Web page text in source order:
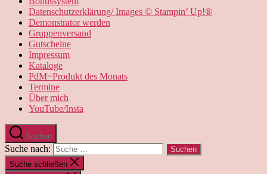
Datenschutzerklärung/ Images © Stampin’ Up!®
Demonstrator werden
Gruppenversand
Gutscheine
Impressum
Kataloge
PdM=Produkt des Monats
Termine
Über mich
YouTube/Insta
Suchen
Suche nach:
Suche schließen